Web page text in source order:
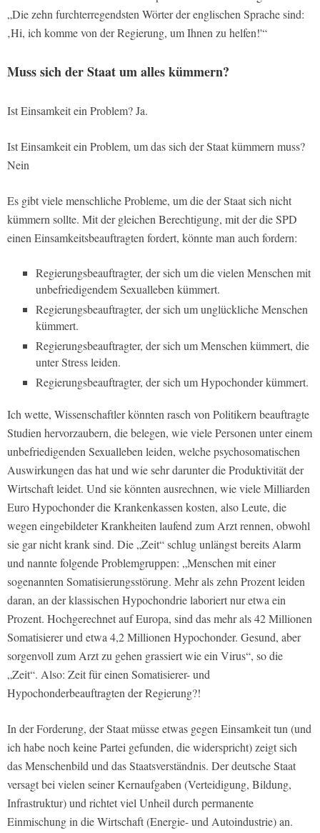
„Die zehn furchterregendsten Wörter der englischen Sprache sind:
‚Hi, ich komme von der Regierung, um Ihnen zu helfen!'“
Muss sich der Staat um alles kümmern?
Ist Einsamkeit ein Problem? Ja.
Ist Einsamkeit ein Problem, um das sich der Staat kümmern muss?
Nein
Es gibt viele menschliche Probleme, um die der Staat sich nicht
kümmern sollte. Mit der gleichen Berechtigung, mit der die SPD
einen Einsamkeitsbeauftragten fordert, könnte man auch fordern:
Regierungsbeauftragter, der sich um die vielen Menschen mit
unbefriedigendem Sexualleben kümmert.
Regierungsbeauftragter, der sich um unglückliche Menschen
kümmert.
Regierungsbeauftragter, der sich um Menschen kümmert, die
unter Stress leiden.
Regierungsbeauftragter, der sich um Hypochonder kümmert.
Ich wette, Wissenschaftler könnten rasch von Politikern beauftragte
Studien hervorzaubern, die belegen, wie viele Personen unter einem
unbefriedigenden Sexualleben leiden, welche psychosomatischen
Auswirkungen das hat und wie sehr darunter die Produktivität der
Wirtschaft leidet. Und sie könnten ausrechnen, wie viele Milliarden
Euro Hypochonder die Krankenkassen kosten, also Leute, die
wegen eingebildeter Krankheiten laufend zum Arzt rennen, obwohl
sie gar nicht krank sind. Die „Zeit“ schlug unlängst bereits Alarm
und nannte folgende Problemgruppen: „Menschen mit einer
sogenannten Somatisierungsstörung. Mehr als zehn Prozent leiden
daran, an der klassischen Hypochondrie laboriert nur etwa ein
Prozent. Hochgerechnet auf Europa, sind das mehr als 42 Millionen
Somatisierer und etwa 4,2 Millionen Hypochonder. Gesund, aber
sorgenvoll zum Arzt zu gehen grassiert wie ein Virus“, so die
„Zeit“. Also: Zeit für einen Somatisierer- und
Hypochonderbeauftragten der Regierung?!
In der Forderung, der Staat müsse etwas gegen Einsamkeit tun (und
ich habe noch keine Partei gefunden, die widerspricht) zeigt sich
das Menschenbild und das Staatsverständnis. Der deutsche Staat
versagt bei vielen seiner Kernaufgaben (Verteidigung, Bildung,
Infrastruktur) und richtet viel Unheil durch permanente
Einmischung in die Wirtschaft (Energie- und Autoindustrie) an.